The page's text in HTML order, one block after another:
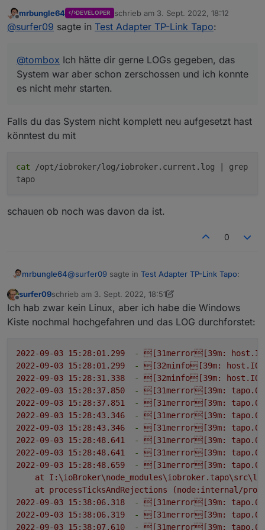
es nicht mehr starten.
Was ich sicher sagen kann: Es war eine Steckdose
Bemerkt hatte ich das Problem auch erst, als ich
gesehen hatte, dass sich die Steckdosen nicht
einschalteten.
Ich wollte dann zum Testen manuell den Datenpunkt
einschaltet, das funktionierte aber auch nicht mehr. Er
hatte dann auch einen Fehler, aber den Wortlaut kann
ich dir leider auch nicht sagen. Es war aber nicht der
Offline
mrbungle64 DEVELOPER schrieb am 3. Sept. 2022, 18:12
zuletzt editiert von
@surfer09 sagte in Test Adapter TP-Link Tapo:
@tombox Ich hätte dir gerne LOGs gegeben, das
System war aber schon zerschossen und ich konnte
es nicht mehr starten.
Falls du das System nicht komplett neu aufgesetzt hast
könntest du mit
cat /opt/iobroker/log/iobroker.current.log | grep
tapo
schauen ob noch was davon da ist.
0
mrbungle64@surfer09 sagte in Test Adapter TP-Link Tapo:
@tombox Ich hätte dir gerne LOGs gegeben,
das System war aber schon zerschossen
und ich konnte es nicht mehr starten.
Falls du das System nicht komplett neu aufgesetzt
schauen ob noch was davon da ist.
Offline
surfer09schrieb am 3. Sept. 2022, 18:51
zuletzt editiert von surfer099. März 2022, 21:15
Ich hab zwar kein Linux, aber ich habe die Windows
Kiste nochmal hochgefahren und das LOG durchforstet:
2022-09-03 15:28:01.299 - [31merror[39m:
2022-09-03 15:28:01.299
- [32minfo[39m:
2022-09-03 15:28:31.338
- [32minfo[39m:
2022-09-03 15:28:37.850
- [31merror[39m: tapo.0
2022-09-03 15:28:37.851
- [31merror[39m: tapo.0
2022-09-03 15:28:43.346
- [31merror[39m: tapo.0
2022-09-03 15:28:43.346
- [31merror[39m: tapo.0
2022-09-03 15:28:48.641
- [31merror[39m: tapo.0
2022-09-03 15:28:48.641
- [31merror[39m: tapo.0
2022-09-03 15:28:48.659
- [31merror[39m: tapo.0
at
at
processTicksAndRejections
(node:internal/
2022-09-03 15:38:06.318
- [31merror[39m: tapo.0
2022-09-03 15:38:06.319
- [31merror[39m: tapo.0
2022-09-03 15:38:07.610
- [31merror[39m: tapo.0